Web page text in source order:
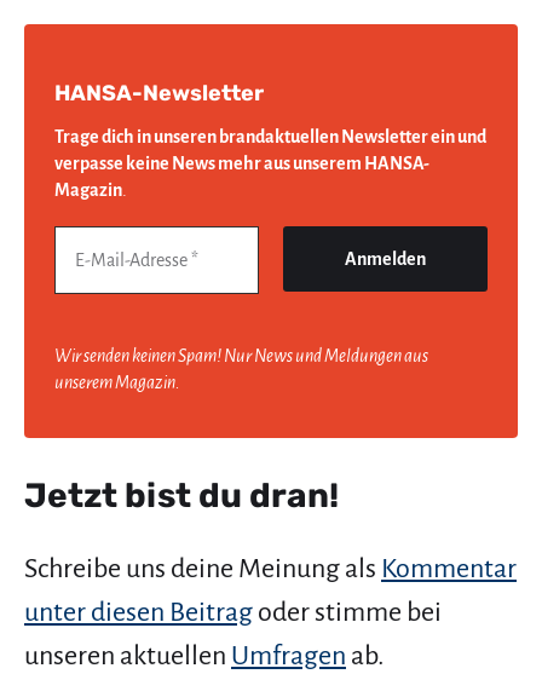
HANSA-Newsletter
Trage dich in unseren brandaktuellen Newsletter ein und
verpasse keine News mehr aus unserem HANSA-
Magazin.
Wir senden keinen Spam! Nur News und Meldungen aus
unserem Magazin.
Jetzt bist du dran!
Schreibe uns deine Meinung als Kommentar
unter diesen Beitrag oder stimme bei
unseren aktuellen Umfragen ab.